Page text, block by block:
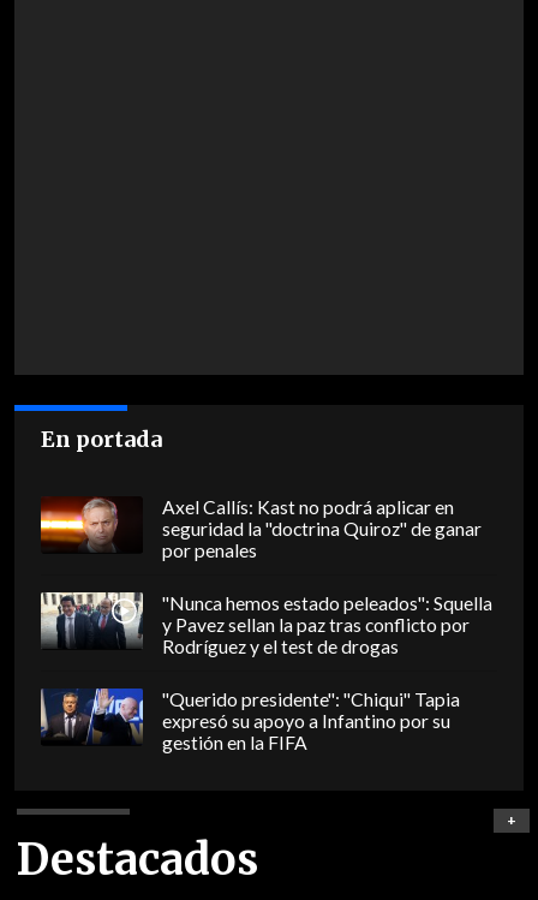
En portada
Axel Callís: Kast no podrá aplicar en
seguridad la "doctrina Quiroz" de ganar
por penales
"Nunca hemos estado peleados": Squella
y Pavez sellan la paz tras conflicto por
Rodríguez y el test de drogas
"Querido presidente": "Chiqui" Tapia
expresó su apoyo a Infantino por su
gestión en la FIFA
Destacados
+